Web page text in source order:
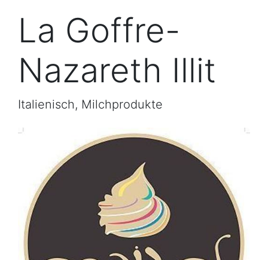
La Goffre-
Nazareth Illit
Italienisch, Milchprodukte